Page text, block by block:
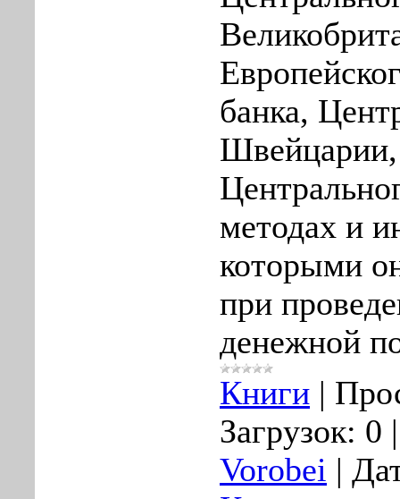
банка,
методах и
которыми
при
денежной
Книги |
Загрузок: 0
Vorobei |